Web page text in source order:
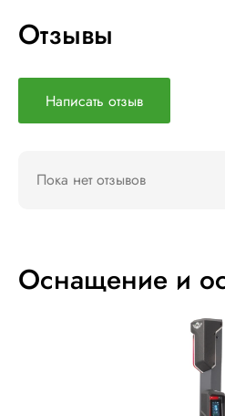
Отзывы
Написать отзыв
Пока нет отзывов
Оснащение и